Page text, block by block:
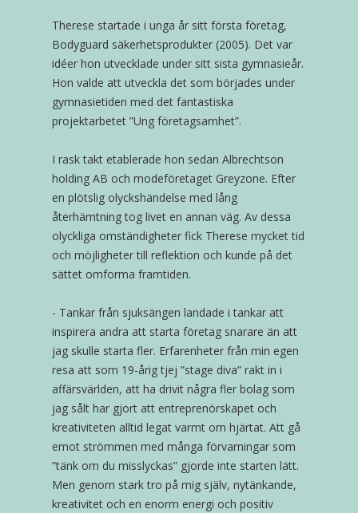
Therese startade i unga år sitt första företag,
Bodyguard säkerhetsprodukter (2005). Det var
idéer hon utvecklade under sitt sista gymnasieår.
Hon valde att utveckla det som börjades under
gymnasietiden med det fantastiska
projektarbetet ”Ung företagsamhet”.
I rask takt etablerade hon sedan Albrechtson
holding AB och modeföretaget Greyzone. Efter
en plötslig olyckshändelse med lång
återhämtning tog livet en annan väg. Av dessa
olyckliga omständigheter fick Therese mycket tid
och möjligheter till reflektion och kunde på det
sättet omforma framtiden.
- Tankar från sjuksängen landade i tankar att
inspirera andra att starta företag snarare än att
jag skulle starta fler. Erfarenheter från min egen
resa att som 19-årig tjej ”stage diva” rakt in i
affärsvärlden, att ha drivit några fler bolag som
jag sålt har gjort att entreprenörskapet och
kreativiteten alltid legat varmt om hjärtat. Att gå
emot strömmen med många förvarningar som
”tänk om du misslyckas” gjorde inte starten lätt.
Men genom stark tro på mig själv, nytänkande,
kreativitet och en enorm energi och positiv